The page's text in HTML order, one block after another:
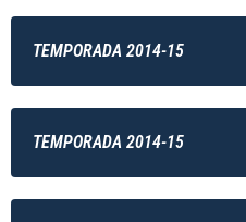
TEMPORADA 2014-15
TEMPORADA 2014-15